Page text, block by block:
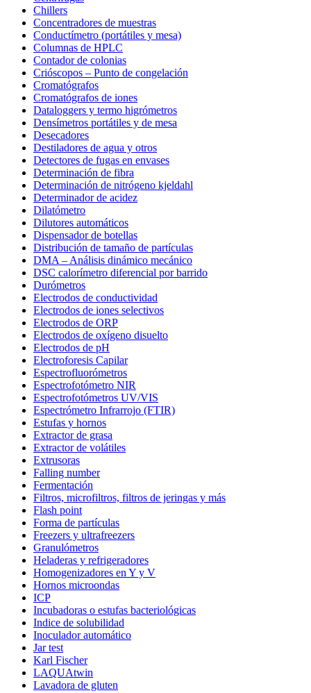
Chillers
Concentradores de muestras
Conductímetro (portátiles y mesa)
Columnas de HPLC
Contador de colonias
Crióscopos – Punto de congelación
Cromatógrafos
Cromatógrafos de iones
Dataloggers y termo higrómetros
Densímetros portátiles y de mesa
Desecadores
Destiladores de agua y otros
Detectores de fugas en envases
Determinación de fibra
Determinación de nitrógeno kjeldahl
Determinador de acidez
Dilatómetro
Dilutores automáticos
Dispensador de botellas
Distribución de tamaño de partículas
DMA – Análisis dinámico mecánico
DSC calorímetro diferencial por barrido
Durómetros
Electrodos de conductividad
Electrodos de iones selectivos
Electrodos de ORP
Electrodos de oxígeno disuelto
Electrodos de pH
Electroforesis Capilar
Espectrofluorómetros
Espectrofotómetro NIR
Espectrofotómetros UV/VIS
Espectrómetro Infrarrojo (FTIR)
Estufas y hornos
Extractor de grasa
Extractor de volátiles
Extrusoras
Falling number
Fermentación
Filtros, microfiltros, filtros de jeringas y más
Flash point
Forma de partículas
Freezers y ultrafreezers
Granulómetros
Heladeras y refrigeradores
Homogenizadores en Y y V
Hornos microondas
ICP
Incubadoras o estufas bacteriológicas
Indice de solubilidad
Inoculador automático
Jar test
Karl Fischer
LAQUAtwin
Lavadora de gluten